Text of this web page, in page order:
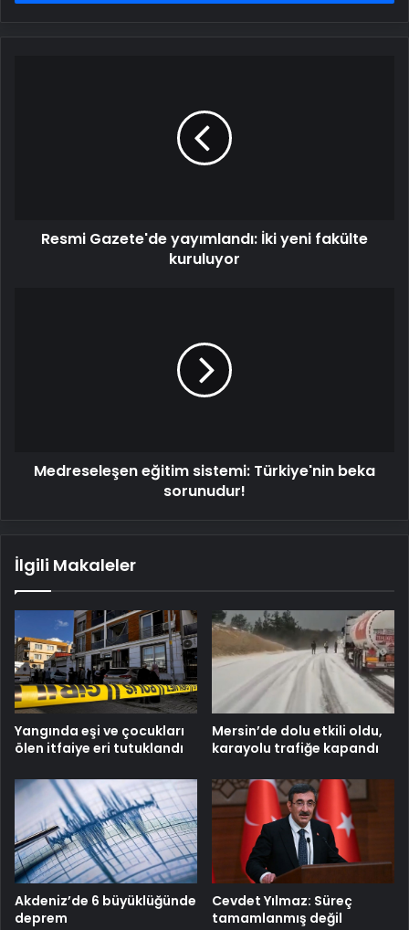
Resmi Gazete'de yayımlandı: İki yeni fakülte
kuruluyor
Medreseleşen eğitim sistemi: Türkiye'nin beka
sorunudur!
İlgili Makaleler
Yangında eşi ve çocukları
ölen itfaiye eri tutuklandı
Mersin’de dolu etkili oldu,
karayolu trafiğe kapandı
Akdeniz’de 6 büyüklüğünde
deprem
Cevdet Yılmaz: Süreç
tamamlanmış değil